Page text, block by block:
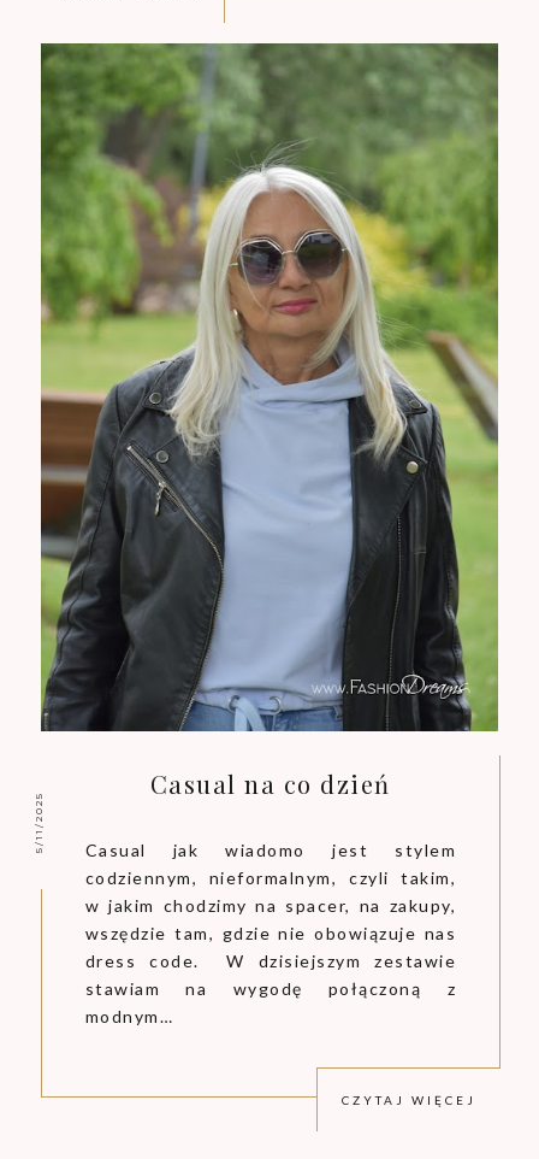
5/11/2025
Casual na co dzień
Casual jak wiadomo jest stylem
codziennym, nieformalnym, czyli takim,
w jakim chodzimy na spacer, na zakupy,
wszędzie tam, gdzie nie obowiązuje nas
dress code. W dzisiejszym zestawie
stawiam na wygodę połączoną z
modnym…
CZYTAJ WIĘCEJ